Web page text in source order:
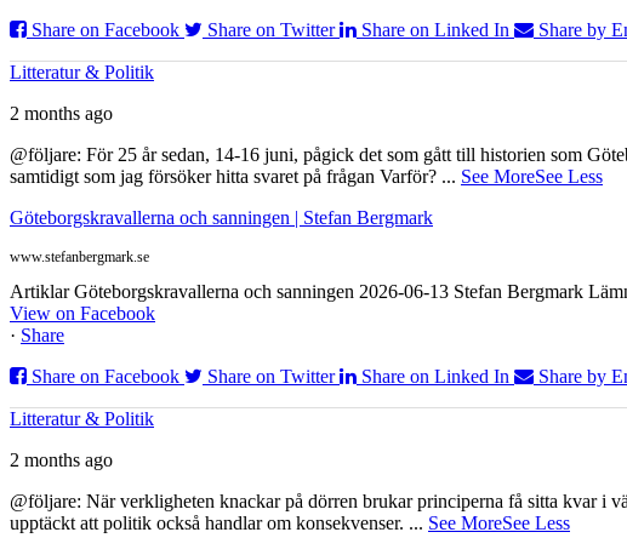
Share on Facebook
Share on Twitter Share on Linked In Share by
Litteratur & Politik
2 months ago
@följare: För 25 år sedan, 14-16 juni, pågick det som gått till historien som
samtidigt som jag försöker hitta svaret på frågan Varför? ... See MoreSee Less
Göteborgskravallerna och sanningen | Stefan Bergmark
www.stefanbergmark.se
Artiklar Göteborgskravallerna och sanningen 2026-06-13 Stefan Bergmark
View on Facebook
· Share
Share on Facebook
Share on Twitter Share on Linked In Share by
Litteratur & Politik
2 months ago
@följare: När verkligheten knackar på dörren brukar principerna få sitta kvar i
upptäckt att politik också handlar om konsekvenser. ... See MoreSee Less